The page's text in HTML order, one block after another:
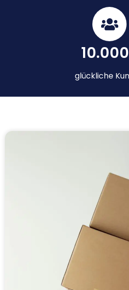
glückliche